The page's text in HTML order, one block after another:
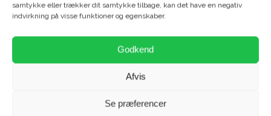
samtykke eller trækker dit samtykke tilbage, kan det have en negativ
indvirkning på visse funktioner og egenskaber.
Godkend
Afvis
Se præferencer
Billig og lys 2-værelses til leje i Aalborgs fantastiske
Her får du nu muligheden for at leje en rummelig og
godt udnyttet 2-værelses bolig tæt på absolut ALT i
Boligen er indrettet med en praktisk entré - oplagt til